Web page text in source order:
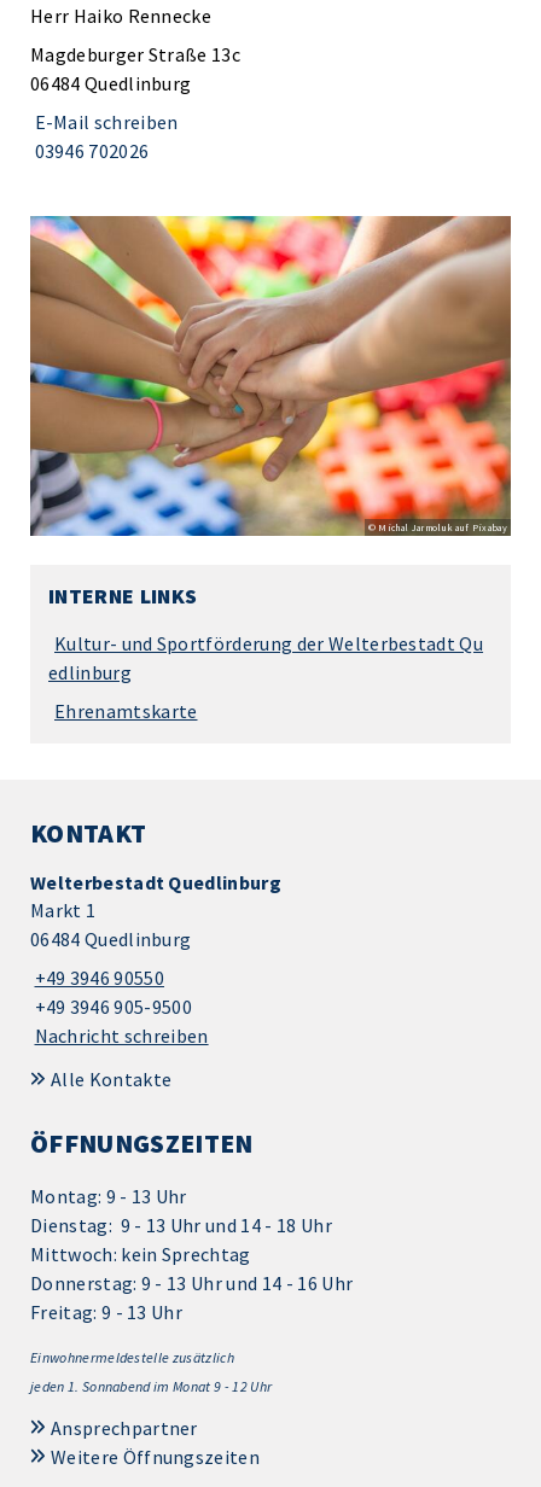
Herr Haiko Rennecke
Magdeburger Straße 13c
06484 Quedlinburg
E-Mail schreiben
03946 702026
© Michal Jarmoluk auf Pixabay
INTERNE LINKS
Kultur- und Sportförderung der Welterbestadt Qu
edlinburg
Ehrenamtskarte
KONTAKT
Welterbestadt Quedlinburg
Markt 1
06484 Quedlinburg
+49 3946 90550
+49 3946 905-9500
Nachricht schreiben
Alle Kontakte
ÖFFNUNGSZEITEN
Montag: 9 - 13 Uhr
Dienstag: 9 - 13 Uhr und 14 - 18 Uhr
Mittwoch: kein Sprechtag
Donnerstag: 9 - 13 Uhr und 14 - 16 Uhr
Freitag: 9 - 13 Uhr
Einwohnermeldestelle zusätzlich
jeden 1. Sonnabend im Monat 9 - 12 Uhr
Ansprechpartner
Weitere Öffnungszeiten